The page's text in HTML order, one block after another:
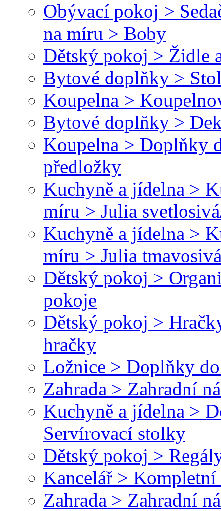
Obývací pokoj >
na míru > Boby
Dětský pokoj > Židle
Bytové doplňky >
Koupelna >
Bytové doplňky >
Koupelna > Doplňky
předložky
Kuchyně a jídelna >
míru > Julia
Kuchyně a jídelna >
míru > Julia
Dětský pokoj >
pokoje
Dětský pokoj >
hračky
Ložnice > Doplňky
Zahrada > Zahradní
Kuchyně a jídelna >
Servírovací stolky
Dětský pokoj >
Kancelář > Kompletní
Zahrada > Zahradní